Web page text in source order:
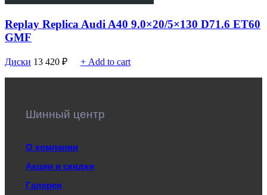
Replay Replica Audi A40 9.0×20/5×130 D71.6 ET60
GMF
Диски 13 420 ₽ + Add to cart
Шинный центр
О компании
Акции и скидки
Галерея